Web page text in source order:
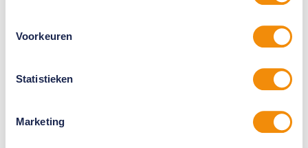
Voorkeuren
Statistieken
Marketing